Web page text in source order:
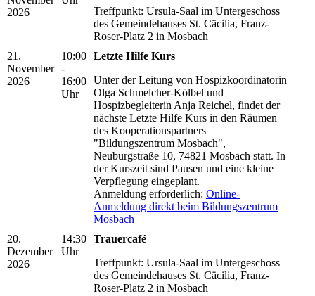
2026
Treffpunkt: Ursula-Saal im Untergeschoss
des Gemeindehauses St. Cäcilia, Franz-
Roser-Platz 2 in Mosbach
21.
November
2026
10:00
-
16:00
Uhr
Letzte Hilfe Kurs
Unter der Leitung von Hospizkoordinatorin
Olga Schmelcher-Kölbel und
Hospizbegleiterin Anja Reichel, findet der
nächste Letzte Hilfe Kurs in den Räumen
des Kooperationspartners
"Bildungszentrum Mosbach",
Neuburgstraße 10, 74821 Mosbach statt. In
der Kurszeit sind Pausen und eine kleine
Verpflegung eingeplant.
Anmeldung erforderlich: Online-
Anmeldung direkt beim Bildungszentrum
Mosbach
20.
Dezember
2026
14:30
Uhr
Trauercafé
Treffpunkt: Ursula-Saal im Untergeschoss
des Gemeindehauses St. Cäcilia, Franz-
Roser-Platz 2 in Mosbach